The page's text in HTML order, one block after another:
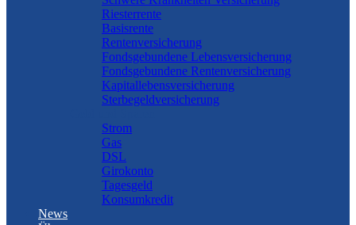
Riesterrente
Basisrente
Rentenversicherung
Fondsgebundene Lebensversicherung
Fondsgebundene Rentenversicherung
Kapitallebensversicherung
Sterbegeldversicherung
Strom
Gas
DSL
Girokonto
Tagesgeld
Konsumkredit
News